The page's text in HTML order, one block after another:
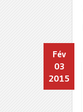
Fév
03
2015